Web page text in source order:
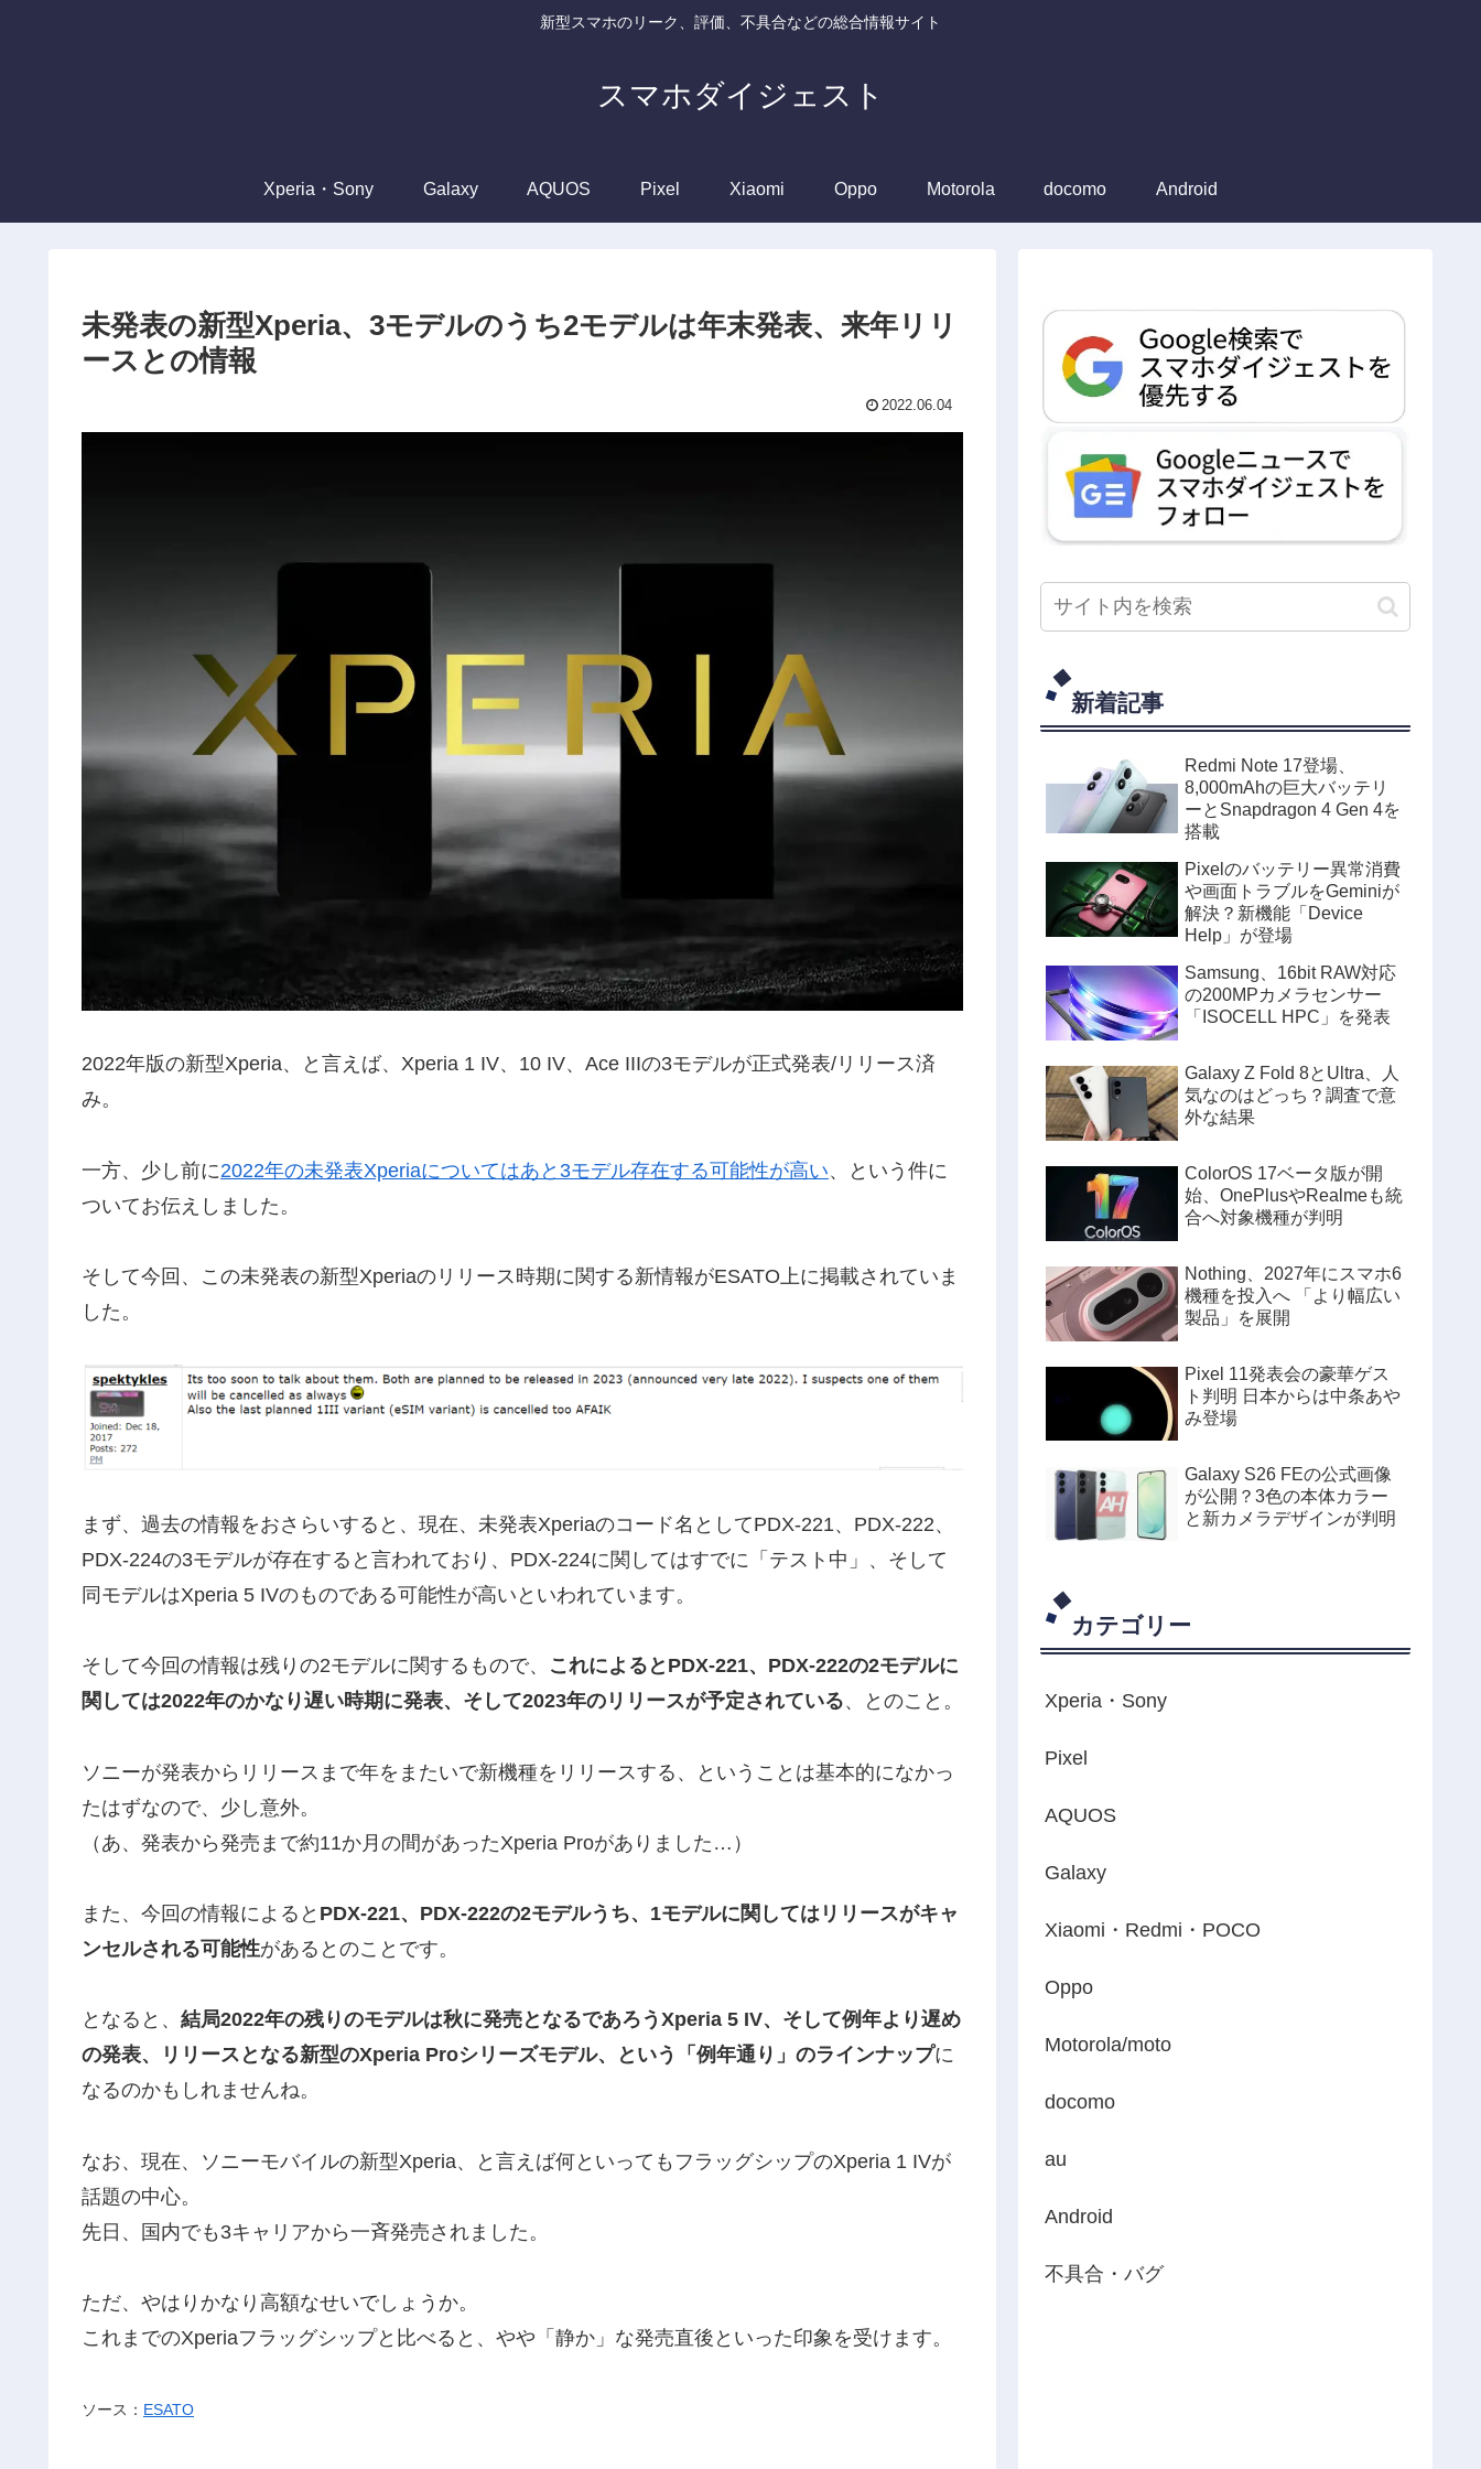
新型スマホのリーク、評価、不具合などの総合情報サイト
スマホダイジェスト
Xperia・Sony Galaxy AQUOS Pixel Xiaomi Oppo Motorola docomo Android
未発表の新型Xperia、3モデルのうち2モデルは年末発表、来年リリ
ースとの情報
2022.06.04
2022年版の新型Xperia、と言えば、Xperia 1 IV、10 IV、Ace IIIの3モデルが正式発表/リリース済
み。
一方、少し前に2022年の未発表Xperiaについてはあと3モデル存在する可能性が高い、という件に
ついてお伝えしました。
そして今回、この未発表の新型Xperiaのリリース時期に関する新情報がESATO上に掲載されていま
した。
まず、過去の情報をおさらいすると、現在、未発表Xperiaのコード名としてPDX-221、PDX-222、
PDX-224の3モデルが存在すると言われており、PDX-224に関してはすでに「テスト中」、そして
同モデルはXperia 5 IVのものである可能性が高いといわれています。
そして今回の情報は残りの2モデルに関するもので、 これによるとPDX-221、PDX-222の2モデルに
関しては2022年のかなり遅い時期に発表、そして2023年のリリースが予定されている、とのこと。
ソニーが発表からリリースまで年をまたいで新機種をリリースする、ということは基本的になかっ
たはずなので、少し意外。
（あ、発表から発売まで約11か月の間があったXperia Proがありました…）
また、今回の情報によると PDX-221、PDX-222の2モデルうち、1モデルに関してはリリースがキャ
ンセルされる可能性があるとのことです。
となると、 結局2022年の残りのモデルは秋に発売となるであろうXperia 5 IV、そして例年より遅め
の発表、リリースとなる新型のXperia Proシリーズモデル、という「例年通り」のラインナップに
なるのかもしれませんね。
なお、現在、ソニーモバイルの新型Xperia、と言えば何といってもフラッグシップのXperia 1 IVが
話題の中心。
先日、国内でも3キャリアから一斉発売されました。
ただ、やはりかなり高額なせいでしょうか。
これまでのXperiaフラッグシップと比べると、やや「静か」な発売直後といった印象を受けます。
ソース： ESATO
新着記事
Redmi Note 17登場、
8,000mAhの巨大バッテリ
ーとSnapdragon 4 Gen 4を
搭載
Pixelのバッテリー異常消費
や画面トラブルをGeminiが
解決？新機能「Device
Help」が登場
Samsung、16bit RAW対応
の200MPカメラセンサー
「ISOCELL HPC」を発表
Galaxy Z Fold 8とUltra、人
気なのはどっち？調査で意
外な結果
ColorOS 17ベータ版が開
始、OnePlusやRealmeも統
合へ対象機種が判明
Nothing、2027年にスマホ6
機種を投入へ 「より幅広い
製品」を展開
Pixel 11発表会の豪華ゲス
ト判明 日本からは中条あや
み登場
Galaxy S26 FEの公式画像
が公開？3色の本体カラー
と新カメラデザインが判明
カテゴリー
Xperia・Sony
Pixel
AQUOS
Galaxy
Xiaomi・Redmi・POCO
Oppo
Motorola/moto
docomo
au
Android
不具合・バグ